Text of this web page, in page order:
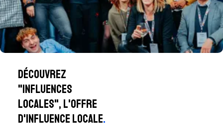
Découvrez
"influences
locales", l'offre
d'influence locale.